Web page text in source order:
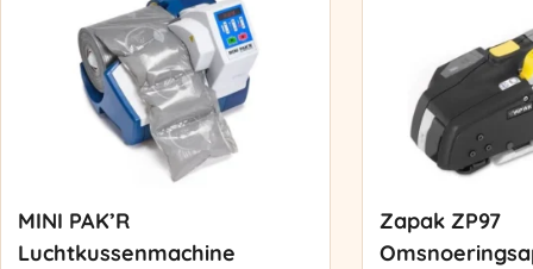
MINI PAK’R
Luchtkussenmachine
Zapak ZP97